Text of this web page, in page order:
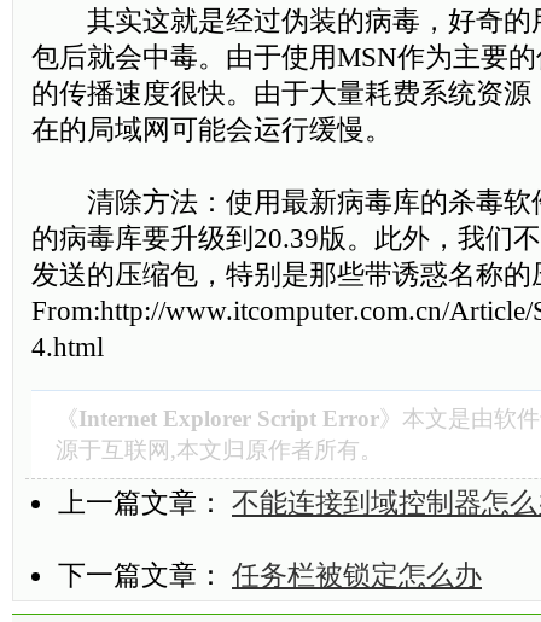
其实这就是经过伪装的病毒，好奇的
包后就会中毒。由于使用MSN作为主要
的传播速度很快。由于大量耗费系统资
在的局域网可能会运行缓慢。
清除方法：使用最新病毒库的杀毒软
的病毒库要升级到20.39版。此外，我们
发送的压缩包，特别是那些带诱惑名称
From:http://www.itcomputer.com.cn/Article/
4.html
《Internet Explorer Script Error》本文是由软
源于互联网,本文归原作者所有。
上一篇文章： 不能连接到域控制器怎
下一篇文章： 任务栏被锁定怎么办